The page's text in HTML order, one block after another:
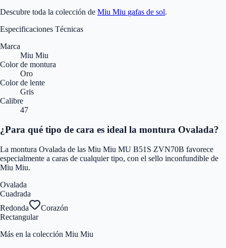
Descubre toda la colección de Miu Miu gafas de sol.
Especificaciones Técnicas
Marca
Miu Miu
Color de montura
Oro
Color de lente
Gris
Calibre
47
¿Para qué tipo de cara es ideal la montura Ovalada?
La montura Ovalada de las Miu Miu MU B51S ZVN70B favorece
especialmente a caras de cualquier tipo, con el sello inconfundible de
Miu Miu.
Ovalada
Cuadrada
Redonda
Corazón
Rectangular
Más en la colección Miu Miu